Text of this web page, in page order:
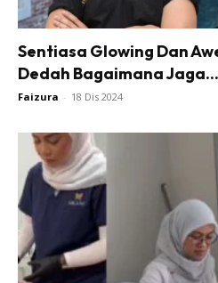
Sentiasa Glowing Dan
Dedah Bagaimana Jaga...
Faizura - 18 Dis 2024